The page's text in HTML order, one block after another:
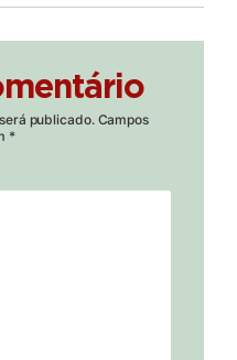
publicado. Campos
*